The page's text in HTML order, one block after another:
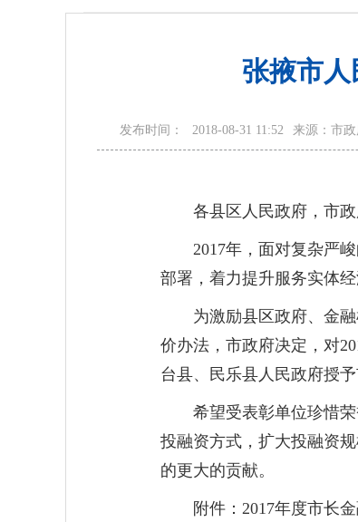
张掖市人
发布时间： 2018-08-31 11:52 来源：市
各县区人民政府，市
2017年，面对复杂严
部署，着力提升服务实体
为激励县区政府、金
价办法，市政府决定，对
台县、民乐县人民政府授予
希望受表彰单位珍惜
投融资方式，扩大投融资
的更大的贡献。
附件：2017年度市长